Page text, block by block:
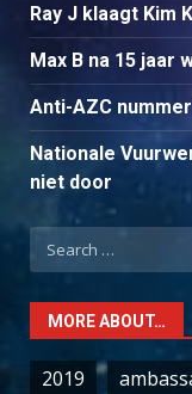
Ray J klaagt Kim
Max B na 15 jaar
Anti-AZC
Nationale
niet door
Search
for:
MORE ABOUT…
2019